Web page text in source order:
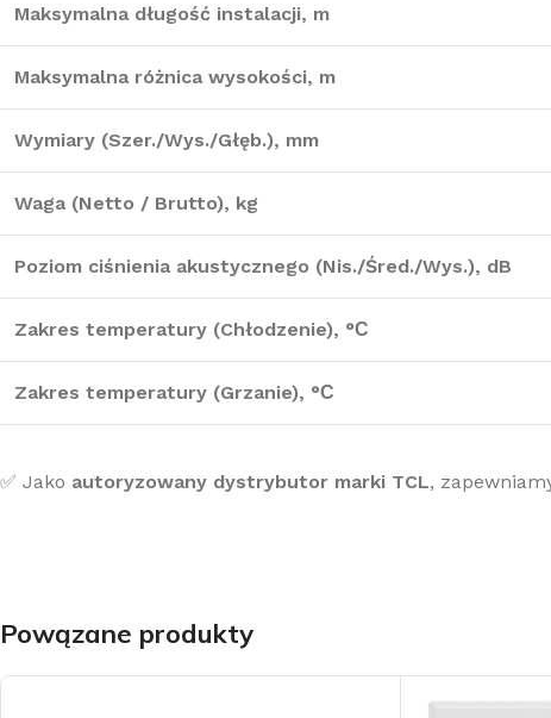
Maksymalna długość instalacji, m
Maksymalna różnica wysokości, m
Wymiary (Szer./Wys./Głęb.), mm
Waga (Netto / Brutto), kg
Poziom ciśnienia akustycznego (Nis./Śred./Wys.), dB
Zakres temperatury (Chłodzenie), °С
Zakres temperatury (Grzanie), °С
✅ Jako autoryzowany dystrybutor marki TCL,
Powązane produkty